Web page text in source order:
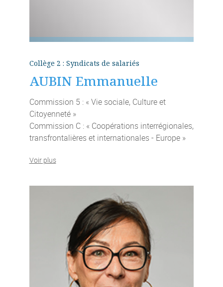
Collège 2 : Syndicats de salariés
AUBIN Emmanuelle
Commission 5 : « Vie sociale, Culture et
Citoyenneté »
Commission C : « Coopérations interrégionales,
transfrontalières et internationales - Europe »
Voir plus